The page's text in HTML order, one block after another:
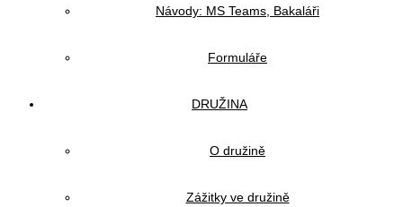
Návody: MS Teams, Bakaláři
Formuláře
DRUŽINA
O družině
Zážitky ve družině